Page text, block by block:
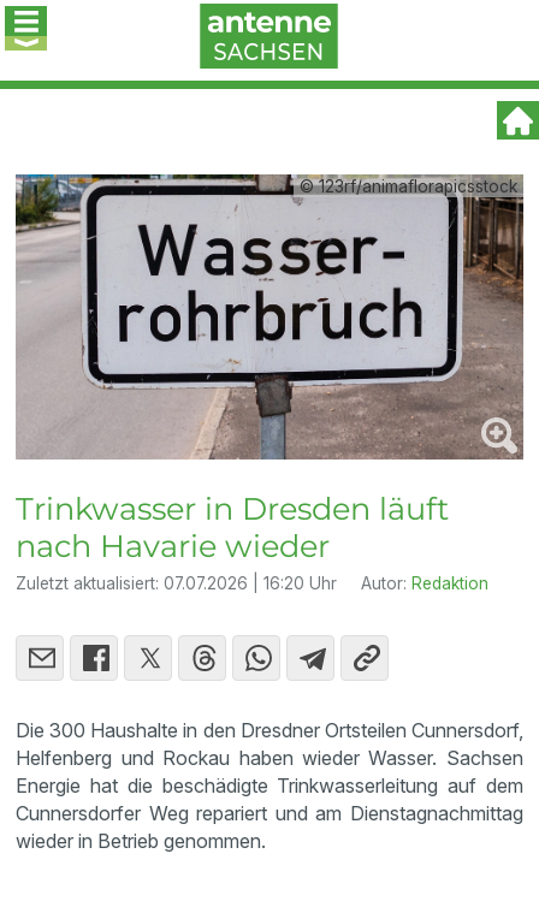
© 123rf/animaflorapicsstock
Trinkwasser in Dresden läuft
nach Havarie wieder
Zuletzt aktualisiert:07.07.2026 | 16:20 Uhr Autor: Redaktion
Die 300 Haushalte in den Dresdner Ortsteilen Cunnersdorf,
Helfenberg und Rockau haben wieder Wasser. Sachsen
Energie hat die beschädigte Trinkwasserleitung auf dem
Cunnersdorfer Weg repariert und am Dienstagnachmittag
wieder in Betrieb genommen.